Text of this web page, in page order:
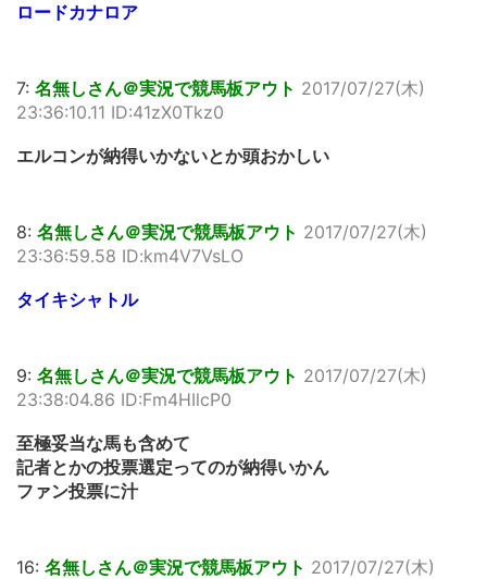
ロードカナロア
7: 名無しさん＠実況で競馬板アウト 2017/07/27(木)
23:36:10.11 ID:41zX0Tkz0
エルコンが納得いかないとか頭おかしい
8: 名無しさん＠実況で競馬板アウト 2017/07/27(木)
23:36:59.58 ID:km4V7VsLO
タイキシャトル
9: 名無しさん＠実況で競馬板アウト 2017/07/27(木)
23:38:04.86 ID:Fm4HIlcP0
至極妥当な馬も含めて
記者とかの投票選定ってのが納得いかん
ファン投票に汁
16: 名無しさん＠実況で競馬板アウト 2017/07/27(木)